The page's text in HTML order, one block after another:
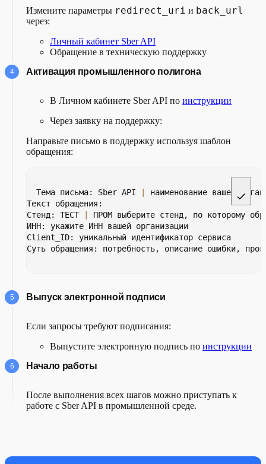
Измените параметры redirect_uri и back_url
через:
Личный кабинет Sber API
Обращение в техническую поддержку
Активация промышленного полигона
В Личном кабинете Sber API по инструкции
Через заявку на поддержку:
Направьте письмо в поддержку используя шаблон
обращения:
Тема письма: Sber API
наименование вашей
Текст обращения:
Стенд: ТЕСТ
ПРОМ выберите стенд, по которому
ИНН: укажите ИНН вашей организации
Client_ID: уникальный идентификатор сервиса
Суть обращения: потребность, описание ошибки,
Выпуск электронной подписи
Если запросы требуют подписания:
Выпустите электронную подпись по инструкции
Начало работы
После выполнения всех шагов можно приступать к
работе с Sber API в промышленной среде.